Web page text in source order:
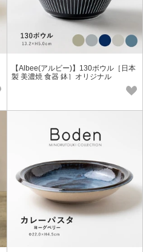
【Albee(アルビー)】130ボウル［日本
製 美濃焼 食器 鉢］オリジナル